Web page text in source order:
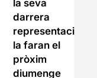
la seva
darrera
representació
la faran el
pròxim
diumenge